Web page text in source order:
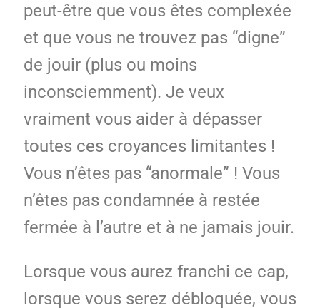
peut-être que vous êtes complexée
et que vous ne trouvez pas “digne”
de jouir (plus ou moins
inconsciemment). Je veux
vraiment vous aider à dépasser
toutes ces croyances limitantes !
Vous n’êtes pas “anormale” ! Vous
n’êtes pas condamnée à restée
fermée à l’autre et à ne jamais jouir.
Lorsque vous aurez franchi ce cap,
lorsque vous serez débloquée, vous